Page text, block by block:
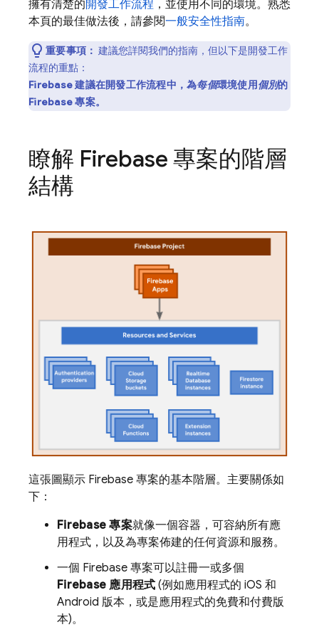
擁有清楚的開發工作流程 ，並使用不同的環境。熟悉
本頁的最佳做法後，請參閱一般安全性指南。
重要事項： 建議您詳閱我們的指南，但以下是開發工作
流程的重點：
Firebase 建議在開發工作流程中，為每個環境使用個別的
Firebase 專案。
瞭解 Firebase 專案的階層
結構
這張圖顯示 Firebase 專案的基本階層。主要關係如
下：
Firebase 專案就像一個容器，可容納所有應
用程式，以及為專案佈建的任何資源和服務。
一個 Firebase 專案可以註冊一或多個
Firebase 應用程式 (例如應用程式的 iOS 和
Android 版本，或是應用程式的免費和付費版
本)。